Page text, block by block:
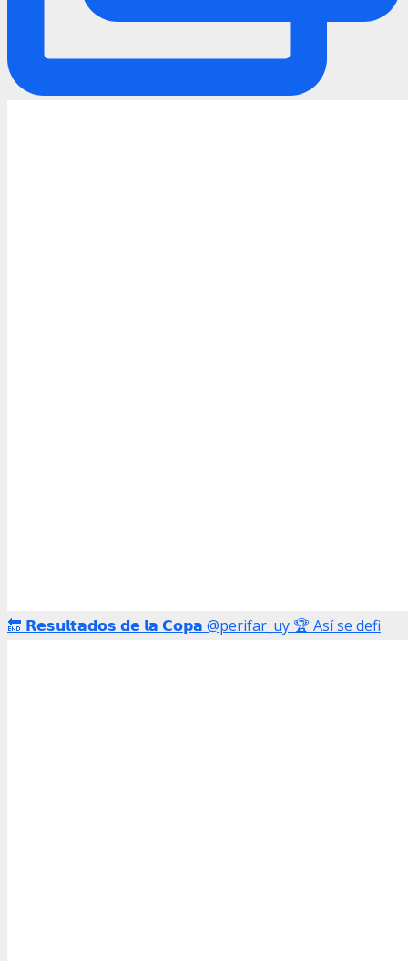
🔚 𝗥𝗲𝘀𝘂𝗹𝘁𝗮𝗱𝗼𝘀 𝗱𝗲 𝗹𝗮 𝗖𝗼𝗽𝗮 @perifar_uy 🏆 Así se defi